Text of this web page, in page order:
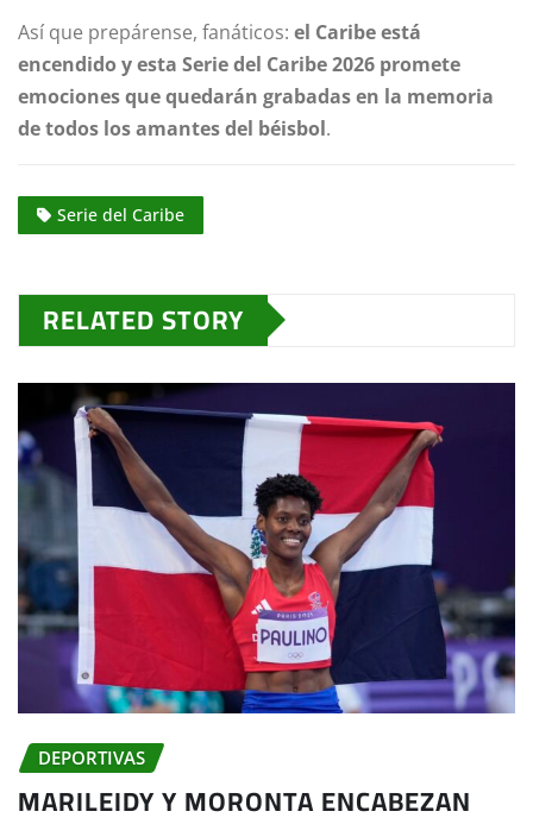
Así que prepárense, fanáticos: el Caribe está
encendido y esta Serie del Caribe 2026 promete
emociones que quedarán grabadas en la memoria
de todos los amantes del béisbol.
Serie del Caribe
RELATED STORY
DEPORTIVAS
MARILEIDY Y MORONTA ENCABEZAN